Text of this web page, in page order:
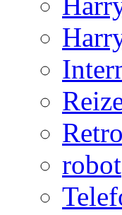
Retro
robot